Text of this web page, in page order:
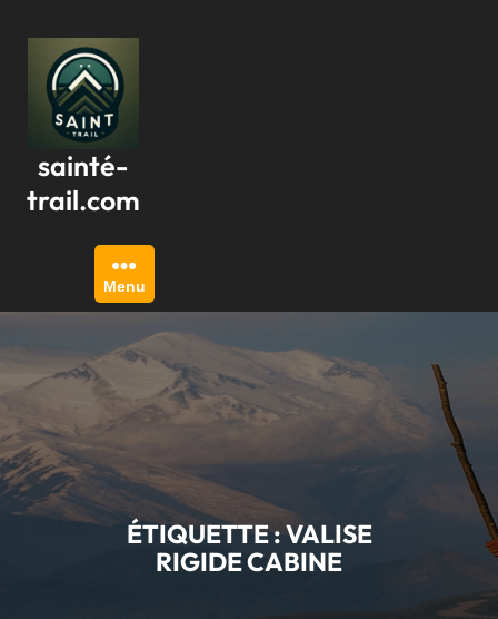
contenu
sainté-
trail.com
Menu
ÉTIQUETTE :VALISE
RIGIDE CABINE